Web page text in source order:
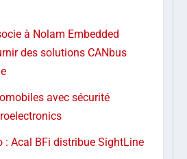
à Nolam Embedded
des solutions CANbus
avec sécurité
: Acal BFi distribue SightLine